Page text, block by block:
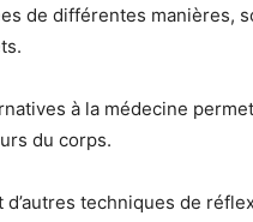
de différentes manières,
à la médecine
du corps.
d’autres techniques de